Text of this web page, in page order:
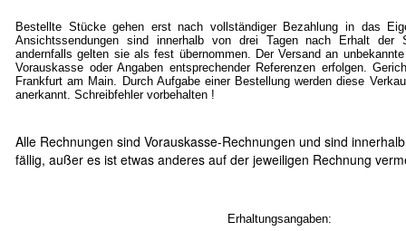
Bestellte Stücke gehen erst nach vollständiger Bezahlung in das
Ansichtssendungen sind innerhalb von drei Tagen nach Erhalt der
andernfalls gelten sie als fest übernommen. Der Versand an
Vorauskasse oder Angaben entsprechender Referenzen erfolgen.
Frankfurt am Main. Durch Aufgabe einer Bestellung werden diese
anerkannt. Schreibfehler vorbehalten !
Alle Rechnungen sind Vorauskasse-Rechnungen und sind
fällig, außer es ist etwas anderes auf der jeweiligen Rechnung
Erhaltungsangaben: